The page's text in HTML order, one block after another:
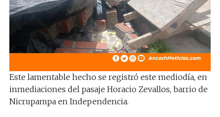
Este lamentable hecho se registró este mediodía, en
inmediaciones del pasaje Horacio Zevallos, barrio de
Nicrupampa en Independencia.